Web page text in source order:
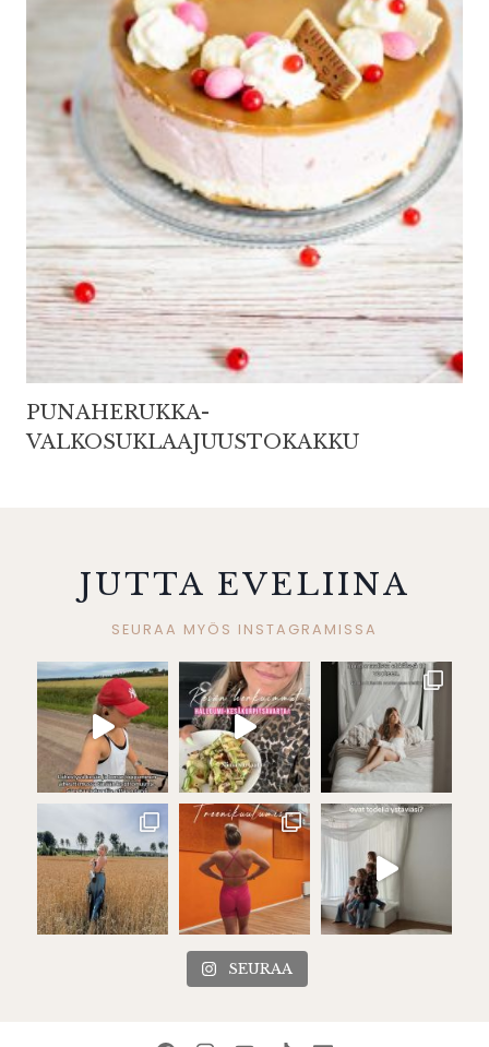
PUNAHERUKKA-
VALKOSUKLAAJUUSTOKAKKU
JUTTA EVELIINA
SEURAA MYÖS INSTAGRAMISSA
SEURAA